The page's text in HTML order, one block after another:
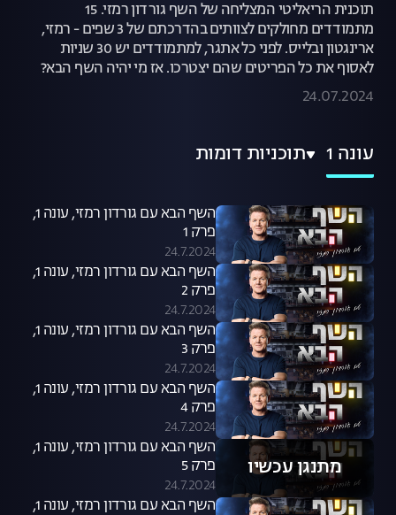
תוכנית הריאליטי המצליחה של השף גורדון רמזי. 15
מתמודדים מחולקים לצוותים בהדרכתם של 3 שפים - רמזי,
ארינגטון ובלייס. לפני כל אתגר, למתמודדים יש 30 שניות
לאסוף את כל הפריטים שהם יצטרכו. אז מי יהיה השף הבא?
24.07.2024
עונה 1 תוכניות דומות
השף הבא עם גורדון רמזי, עונה 1,
פרק 1
24.7.2024
השף הבא עם גורדון רמזי, עונה 1,
פרק 2
24.7.2024
השף הבא עם גורדון רמזי, עונה 1,
פרק 3
24.7.2024
השף הבא עם גורדון רמזי, עונה 1,
פרק 4
24.7.2024
מתנגן עכשיו
השף הבא עם גורדון רמזי, עונה 1,
פרק 5
24.7.2024
השף הבא עם גורדון רמזי, עונה 1,